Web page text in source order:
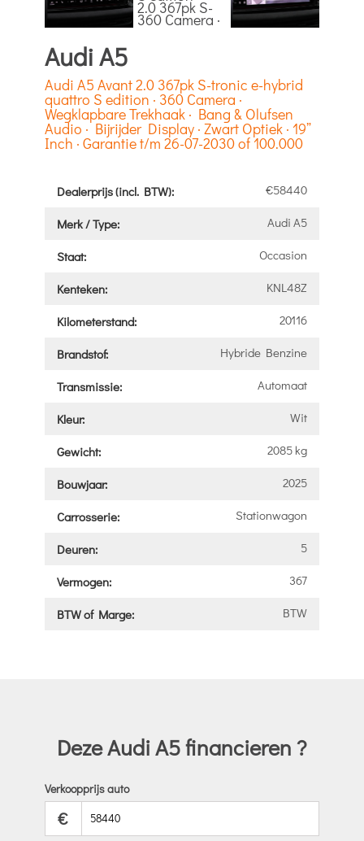
Audi A5
Audi A5 Avant 2.0 367pk S-tronic e-hybrid
quattro S edition · 360 Camera ·
Wegklapbare Trekhaak · Bang & Olufsen
Audio · Bijrijder Display · Zwart Optiek · 19”
Inch · Garantie t/m 26-07-2030 of 100.000
Dealerprijs (incl. BTW): €58440
Merk / Type: Audi A5
Staat: Occasion
Kenteken: KNL48Z
Kilometerstand: 20116
Brandstof: Hybride Benzine
Transmissie: Automaat
Kleur: Wit
Gewicht: 2085 kg
Bouwjaar: 2025
Carrosserie: Stationwagon
Deuren: 5
Vermogen: 367
BTW of Marge: BTW
Deze Audi A5 financieren ?
Verkoopprijs auto
€